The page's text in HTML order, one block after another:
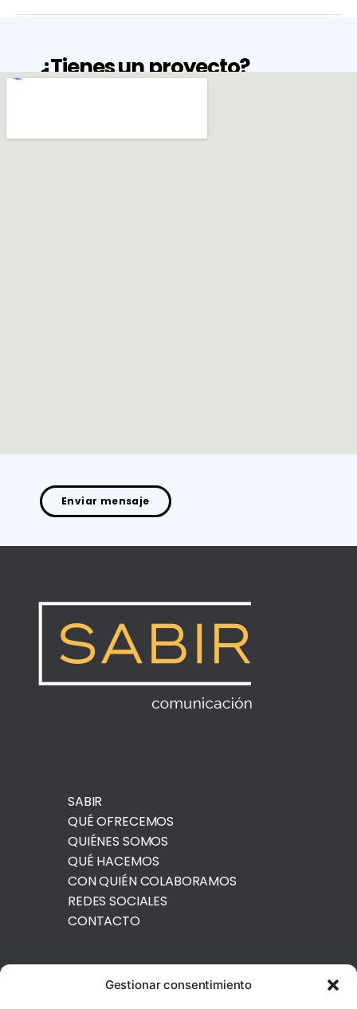
Gestionar consentimiento
¿Tienes un proyecto?
sodales sed nibh quis rhoncus. Morbi ipsum
Enviar mensaje
SABIR
QUÉ OFRECEMOS
QUIÉNES SOMOS
QUÉ HACEMOS
CON QUIÉN COLABORAMOS
REDES SOCIALES
CONTACTO